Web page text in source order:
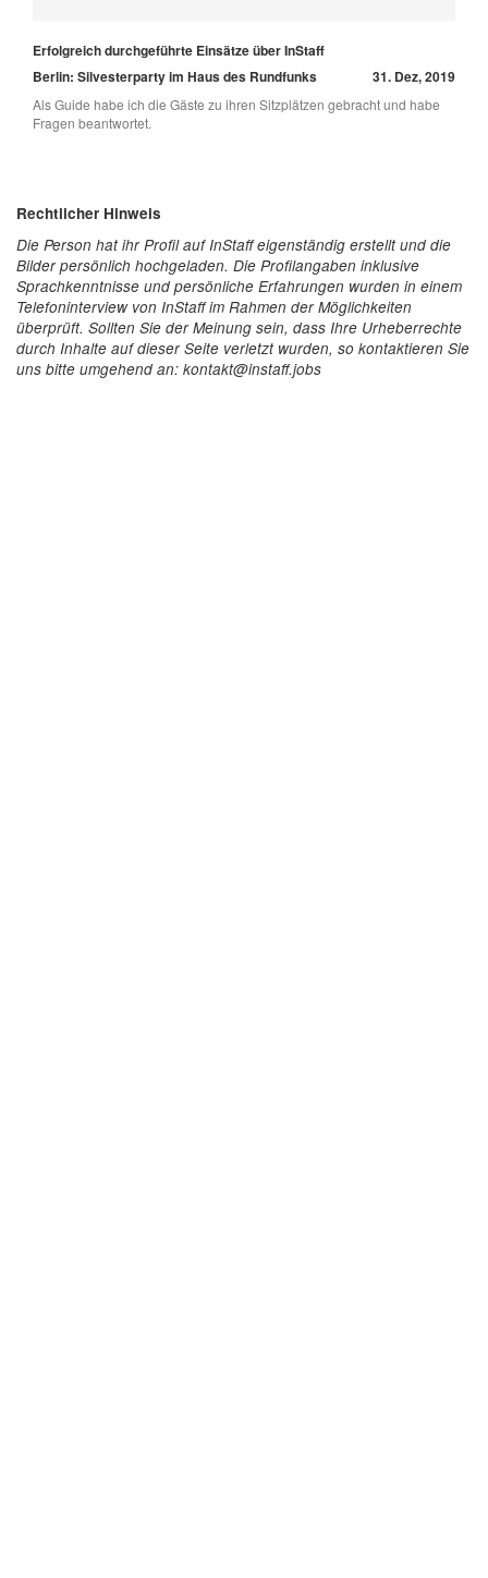
Erfolgreich durchgeführte Einsätze über InStaff
Berlin: Silvesterparty im Haus des Rundfunks
31. Dez, 2019
Als Guide habe ich die Gäste zu ihren Sitzplätzen gebracht und habe
Fragen beantwortet.
Rechtlicher Hinweis
Die Person hat ihr Profil auf InStaff eigenständig erstellt und die
Bilder persönlich hochgeladen. Die Profilangaben inklusive
Sprachkenntnisse und persönliche Erfahrungen wurden in einem
Telefoninterview von InStaff im Rahmen der Möglichkeiten
überprüft. Sollten Sie der Meinung sein, dass Ihre Urheberrechte
durch Inhalte auf dieser Seite verletzt wurden, so kontaktieren Sie
uns bitte umgehend an: kontakt@instaff.jobs